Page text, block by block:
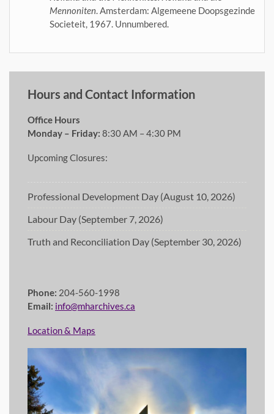
Mennoniten. Amsterdam: Algemeene Doopsgezinde
Societeit, 1967. Unnumbered.
Hours and Contact Information
Office Hours
Monday – Friday: 8:30 AM – 4:30 PM
Upcoming Closures:
Professional Development Day (August 10, 2026)
Labour Day (September 7, 2026)
Truth and Reconciliation Day (September 30, 2026)
Phone: 204-560-1998
Email: info@mharchives.ca
Location & Maps